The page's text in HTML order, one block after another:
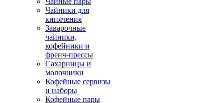
Чайники для
кипячения
Заварочные
чайники,
кофейники и
френч-прессы
Сахарницы и
молочники
Кофейные сервизы
и наборы
Кофейные пары